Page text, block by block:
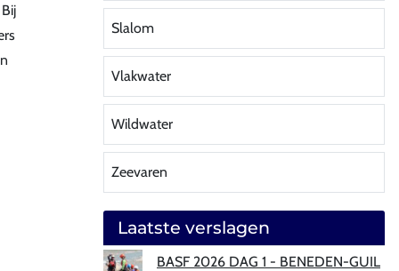
Slalom
Vlakwater
Wildwater
Zeevaren
Laatste verslagen
BASF 2026 DAG 1 - BENEDEN-GUIL